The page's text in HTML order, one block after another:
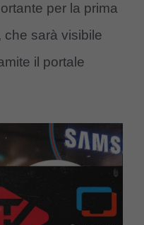
per la prima
che sarà visibile
il portale